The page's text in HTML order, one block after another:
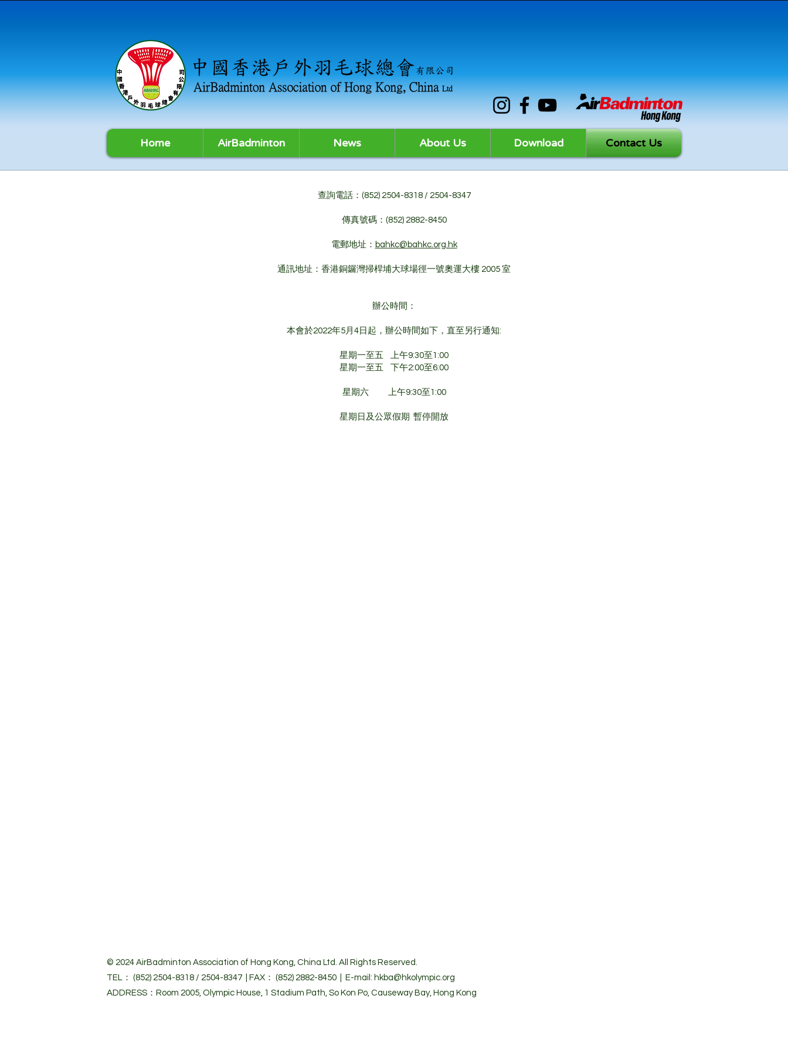
Home AirBadminton News About Us Download Contact Us
查詢電話：(852) 2504-8318 / 2504-8347
傳真號碼：(852) 2882-8450
電郵地址： bahkc@bahkc.org.hk
通訊地址：香港銅鑼灣掃桿埔大球場徑一號奧運大樓 2005 室
辦公時間：
本會於2022年5月4日起，辦公時間如下，直至另行通知:
星期一至五 上午9:30至1:00
星期一至五 下午2:00至6:00
星期六 上午9:30至1:00
星期日及公眾假期 暫停開放
© 2024 AirBadminton Association of Hong Kong, China Ltd. All Rights Reserved.
TEL： (852) 2504-8318 / 2504-8347 | FAX： (852) 2882-8450 | E-mail: hkba@hkolympic.org
ADDRESS：Room 2005, Olympic House, 1 Stadium Path, So Kon Po, Causeway Bay, Hong Kong